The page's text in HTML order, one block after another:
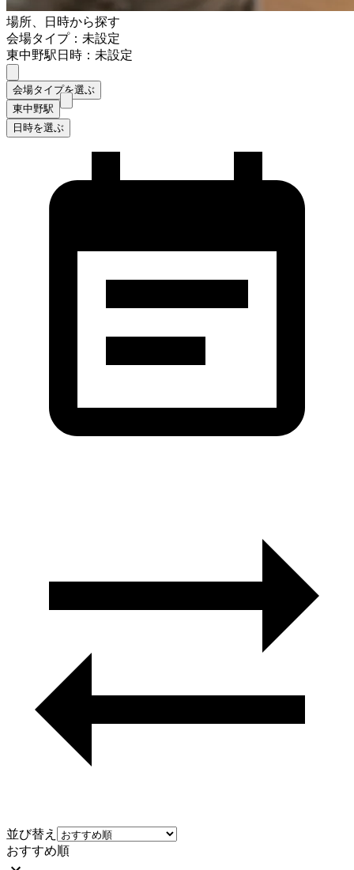
場所、日時から探す
会場タイプ：未設定
東中野駅日時：未設定
会場タイプを選ぶ
東中野駅
日時を選ぶ
並び替え
おすすめ順